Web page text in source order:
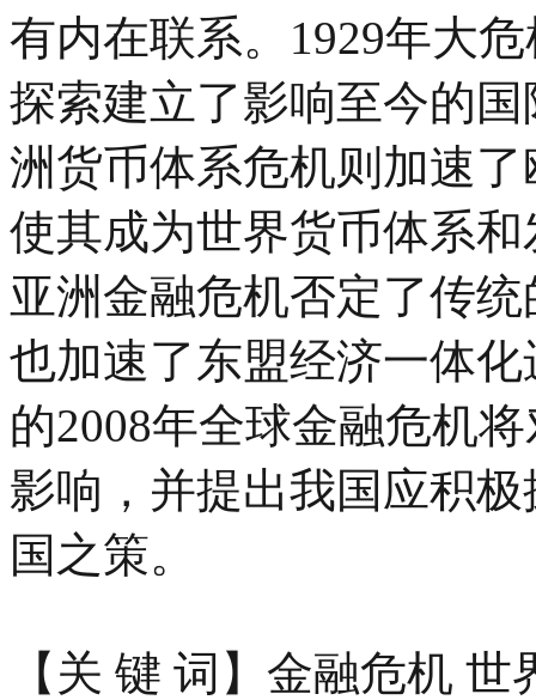
有内在联系。1929年大
探索建立了影响至今的
洲货币体系危机则加速
使其成为世界货币体系
亚洲金融危机否定了传
也加速了东盟经济一体
的2008年全球金融危机
影响，并提出我国应积
国之策。
【关 键 词】金融危机